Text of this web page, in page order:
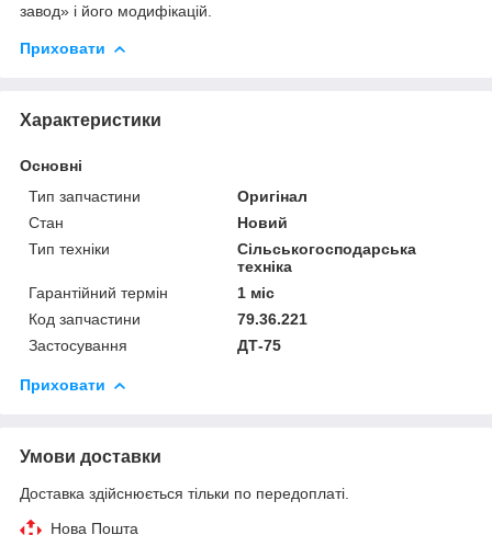
завод» і його модифікацій.
Приховати
Характеристики
Основні
Тип запчастини
Оригінал
Стан
Новий
Тип техніки
Сільськогосподарська
техніка
Гарантійний термін
1 міс
Код запчастини
79.36.221
Застосування
ДТ-75
Приховати
Умови доставки
Доставка здійснюється тільки по передоплаті.
Нова Пошта